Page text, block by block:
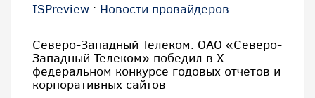
ISPreview : Новости провайдеров
Северо-Западный Телеком: ОАО «Северо-
Западный Телеком» победил в Х
федеральном конкурсе годовых отчетов и
корпоративных сайтов